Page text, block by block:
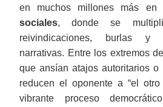
en muchos millones más en
sociales, donde se
reivindicaciones, burlas y
narrativas. Entre los extremos
que ansían atajos autoritarios o
reducen el oponente a “el
vibrante proceso